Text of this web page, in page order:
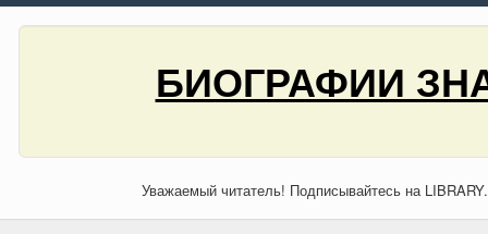
БИОГРАФИИ
Уважаемый читатель! Подписывайтесь на